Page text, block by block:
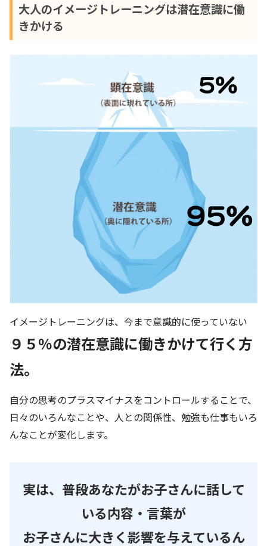
大人のイメージトレーニングは潜在意識に働
きかける
イメージトレーニングは、今まで意識的に使っていない
９５％の潜在意識に働きかけて行く方
法。
自分の思考のプラスマイナスをコントロールすることで、
日々のいろんなことや、人との関係性、勉強も仕事もいろ
んなことが変化します。
実は、普段あなたがお子さんに話して
いる内容・言葉が
お子さんに大きく影響を与えているん